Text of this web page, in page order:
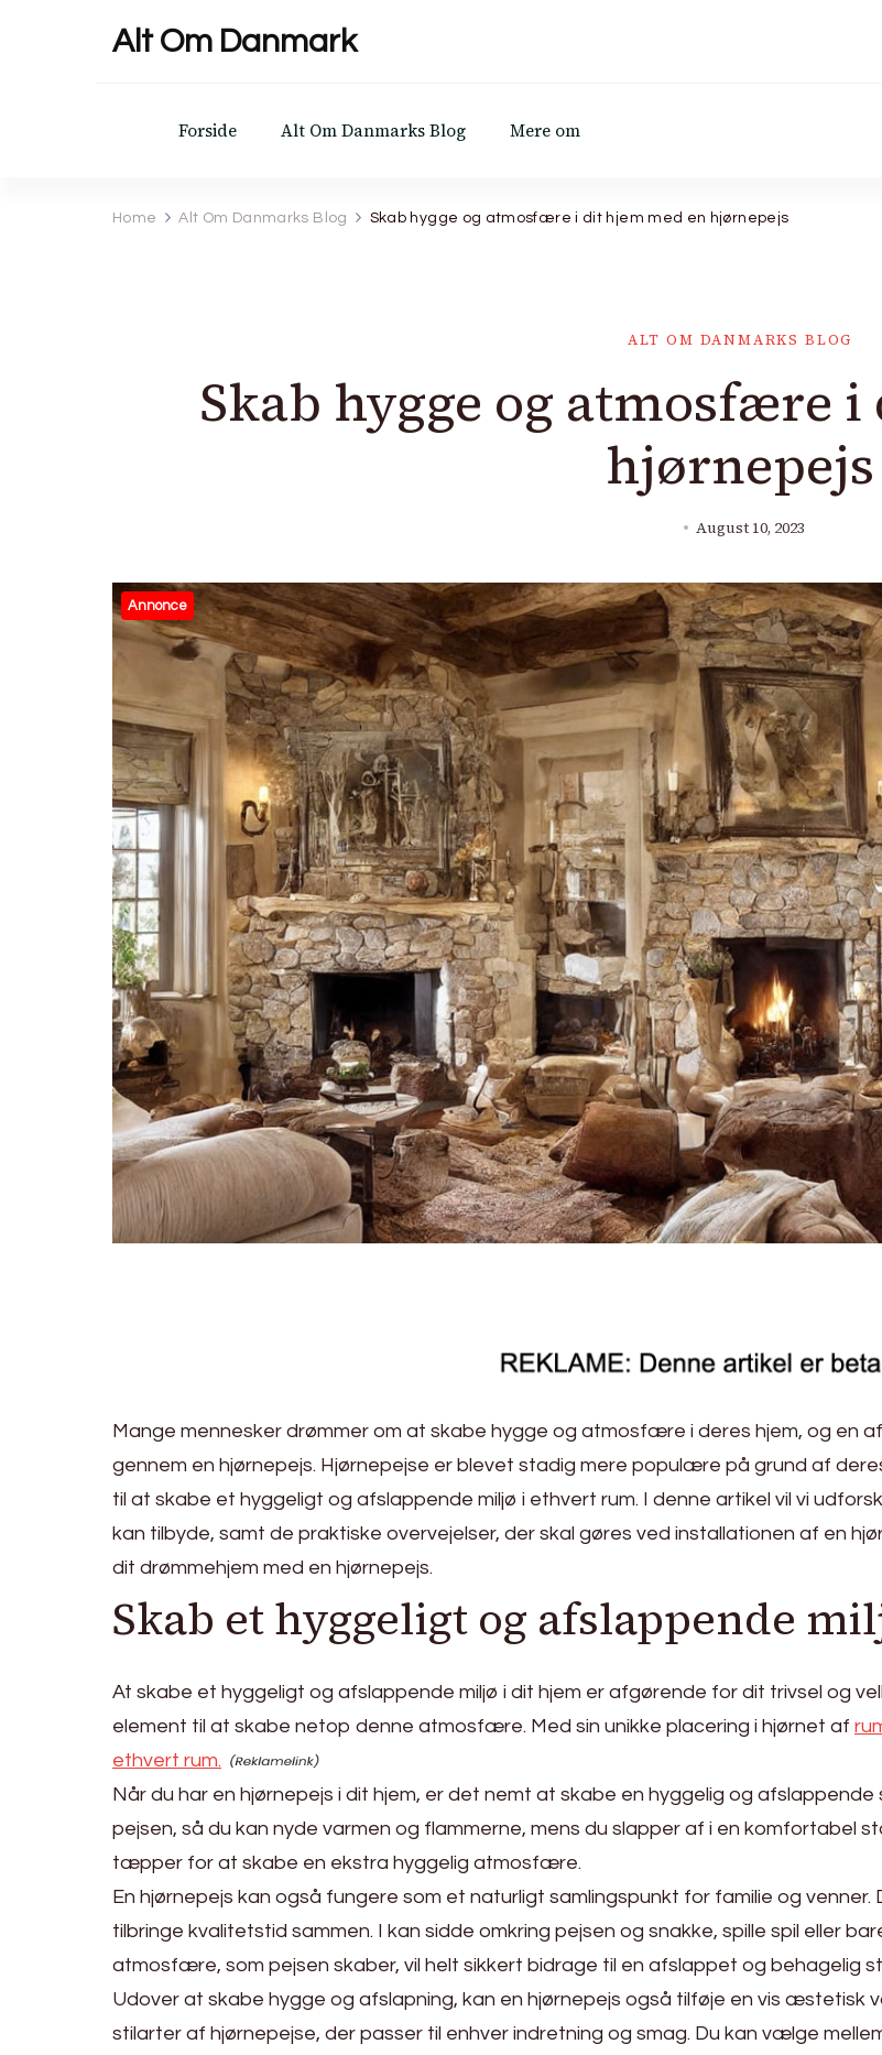
Alt Om Danmark
Forside Alt Om Danmarks Blog Mere om
Home Alt Om Danmarks Blog Skab hygge og atmosfære i dit hjem med en hjørnepejs
ALT OM DANMARKS BLOG
Skab hygge og atmosfære
hjørnepejs
August 10, 2023
Annonce
Mange mennesker drømmer om at skabe hygge og atmosfære i deres hjem, og en
gennem en hjørnepejs. Hjørnepejse er blevet stadig mere populære på grund af
til at skabe et hyggeligt og afslappende miljø i ethvert rum. I denne artikel vil vi
kan tilbyde, samt de praktiske overvejelser, der skal gøres ved installationen af en
dit drømmehjem med en hjørnepejs.
Skab et hyggeligt og afslappende
At skabe et hyggeligt og afslappende miljø i dit hjem er afgørende for dit trivsel og
element til at skabe netop denne atmosfære. Med sin unikke placering i hjørnet af
ethvert rum.
Når du har en hjørnepejs i dit hjem, er det nemt at skabe en hyggelig og
pejsen, så du kan nyde varmen og flammerne, mens du slapper af i en komfortabel
tæpper for at skabe en ekstra hyggelig atmosfære.
En hjørnepejs kan også fungere som et naturligt samlingspunkt for familie og
tilbringe kvalitetstid sammen. I kan sidde omkring pejsen og snakke, spille spil eller
atmosfære, som pejsen skaber, vil helt sikkert bidrage til en afslappet og behagelig
Udover at skabe hygge og afslapning, kan en hjørnepejs også tilføje en vis æstetisk
stilarter af hjørnepejse, der passer til enhver indretning og smag. Du kan vælge